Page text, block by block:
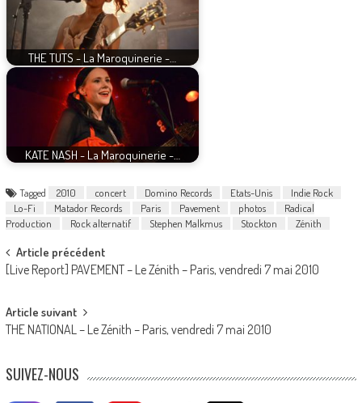
THE TUTS - La Maroquinerie -…
KATE NASH - La Maroquinerie -…
Tagged 2010 concert Domino Records Etats-Unis
Indie Rock
Lo-Fi
Matador Records Paris Pavement photos
Radical
Production
Rock alternatif Stephen Malkmus Stockton Zénith
Post
navigation
Article précédent
[Live Report] PAVEMENT – Le Zénith – Paris, vendredi 7 mai 2010
Article suivant
THE NATIONAL – Le Zénith – Paris, vendredi 7 mai 2010
SUIVEZ-NOUS